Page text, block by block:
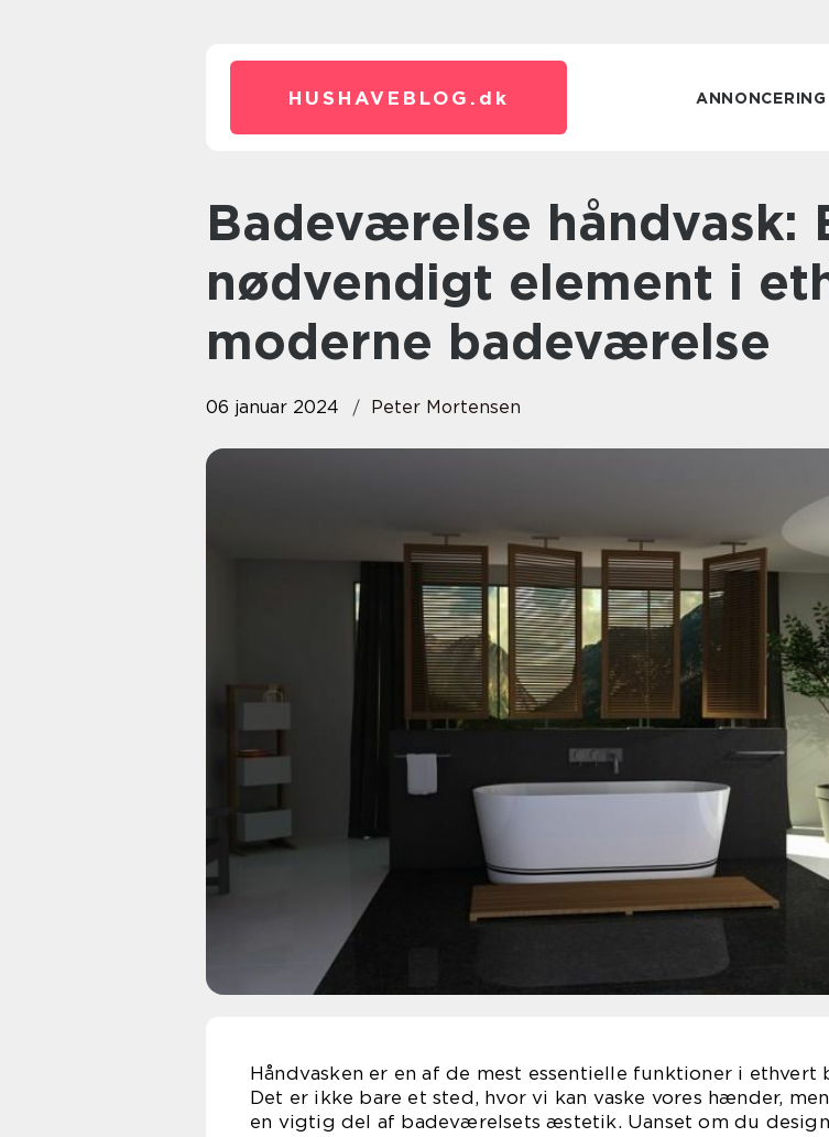
HUSHAVEBLOG. dk ANNONCERING
Badeværelse håndvask: Et
nødvendigt element i
moderne badeværelse
06 januar 2024 Peter Mortensen
Håndvasken er en af de mest essentielle funktioner i ethvert
Det er ikke bare et sted, hvor vi kan vaske vores hænder,
en vigtig del af badeværelsets æstetik. Uanset om du